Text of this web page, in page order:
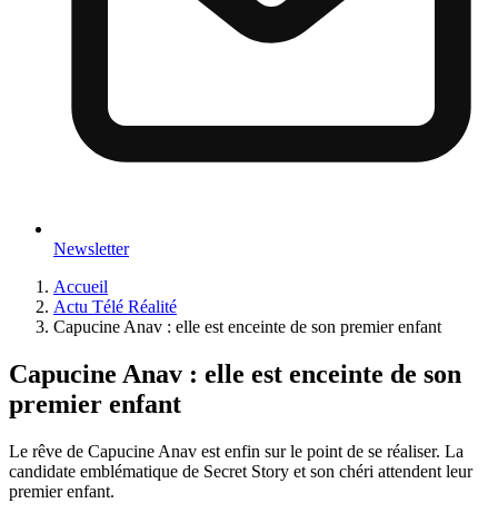
Newsletter
Accueil
Actu Télé Réalité
Capucine Anav : elle est enceinte de son premier enfant
Capucine Anav : elle est enceinte de son
premier enfant
Le rêve de Capucine Anav est enfin sur le point de se réaliser. La
candidate emblématique de Secret Story et son chéri attendent leur
premier enfant.